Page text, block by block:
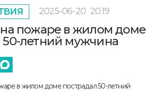
2025-06-20 20:19
пожаре в жилом доме
50-летний мужчина